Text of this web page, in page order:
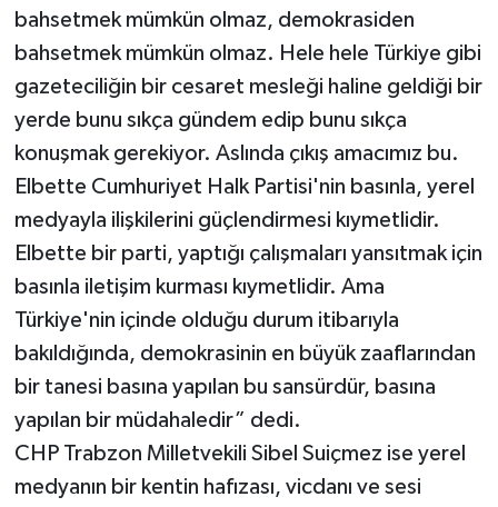
bahsetmek mümkün olmaz, demokrasiden
bahsetmek mümkün olmaz. Hele hele Türkiye gibi
gazeteciliğin bir cesaret mesleği haline geldiği bir
yerde bunu sıkça gündem edip bunu sıkça
konuşmak gerekiyor. Aslında çıkış amacımız bu.
Elbette Cumhuriyet Halk Partisi'nin basınla, yerel
medyayla ilişkilerini güçlendirmesi kıymetlidir.
Elbette bir parti, yaptığı çalışmaları yansıtmak için
basınla iletişim kurması kıymetlidir. Ama
Türkiye'nin içinde olduğu durum itibarıyla
bakıldığında, demokrasinin en büyük zaaflarından
bir tanesi basına yapılan bu sansürdür, basına
yapılan bir müdahaledir” dedi.
CHP Trabzon Milletvekili Sibel Suiçmez ise yerel
medyanın bir kentin hafızası, vicdanı ve sesi